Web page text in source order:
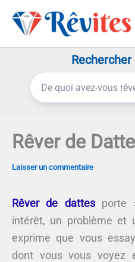
Rêver de
Laisser un commentaire
Rêver de dattesporte
intérêt, un problème et
exprime que vous
dont vous vous voyez